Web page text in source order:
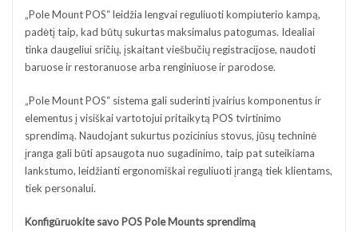
„Pole Mount POS“ leidžia lengvai reguliuoti kompiuterio kampą,
padėtį taip, kad būtų sukurtas maksimalus patogumas. Idealiai
tinka daugeliui sričių, įskaitant viešbučių registracijose, naudoti
baruose ir restoranuose arba renginiuose ir parodose.
„Pole Mount POS“ sistema gali suderinti įvairius komponentus ir
elementus į visiškai vartotojui pritaikytą POS tvirtinimo
sprendimą. Naudojant sukurtus pozicinius stovus, jūsų techninė
įranga gali būti apsaugota nuo sugadinimo, taip pat suteikiama
lankstumo, leidžianti ergonomiškai reguliuoti įrangą tiek klientams,
tiek personalui.
Konfigūruokite savo POS Pole Mounts sprendimą